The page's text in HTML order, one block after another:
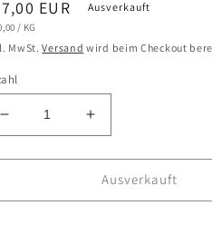
EUR
/ PRO
KG
Ausverkauft
MwSt.Versand wird beim Checkout
Verringere
die
Menge
Beating
Erhöhe
die
Menge
für
Beating
Ausverkauft